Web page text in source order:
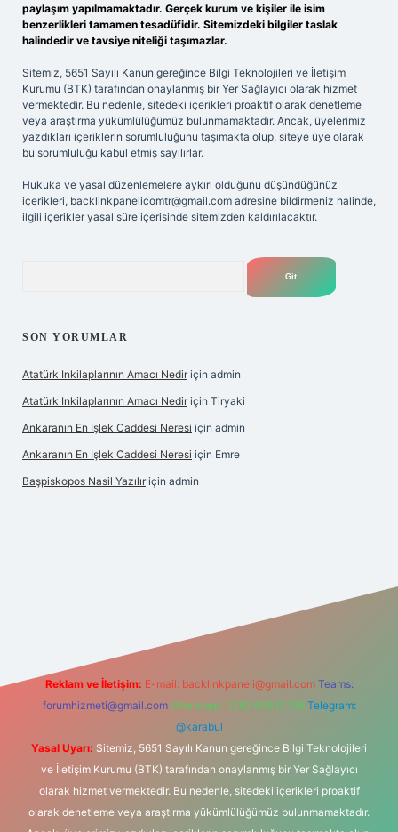
paylaşım yapılmamaktadır. Gerçek kurum ve kişiler ile isim
benzerlikleri tamamen tesadüfidir. Sitemizdeki bilgiler taslak
halindedir ve tavsiye niteliği taşımazlar.
Sitemiz, 5651 Sayılı Kanun gereğince Bilgi Teknolojileri ve İletişim
Kurumu (BTK) tarafından onaylanmış bir Yer Sağlayıcı olarak hizmet
vermektedir. Bu nedenle, sitedeki içerikleri proaktif olarak denetleme
veya araştırma yükümlülüğümüz bulunmamaktadır. Ancak, üyelerimiz
yazdıkları içeriklerin sorumluluğunu taşımakta olup, siteye üye olarak
bu sorumluluğu kabul etmiş sayılırlar.
Hukuka ve yasal düzenlemelere aykırı olduğunu düşündüğünüz
içerikleri, backlinkpanelicomtr@gmail.com adresine bildirmeniz halinde,
ilgili içerikler yasal süre içerisinde sitemizden kaldırılacaktır.
SON YORUMLAR
Atatürk Inkilaplarının Amacı Nedir için admin
Atatürk Inkilaplarının Amacı Nedir için Tiryaki
Ankaranın En Işlek Caddesi Neresi için admin
Ankaranın En Işlek Caddesi Neresi için Emre
Başpiskopos Nasil Yazılır için admin
Reklam ve İletişim: E-mail: backlinkpaneli@gmail.com Teams:
forumhizmeti@gmail.com Whatsapp: 0262 606 0 726 Telegram:
@karabul
Yasal Uyarı: Sitemiz, 5651 Sayılı Kanun gereğince Bilgi Teknolojileri
ve İletişim Kurumu (BTK) tarafından onaylanmış bir Yer Sağlayıcı
olarak hizmet vermektedir. Bu nedenle, sitedeki içerikleri proaktif
olarak denetleme veya araştırma yükümlülüğümüz bulunmamaktadır.